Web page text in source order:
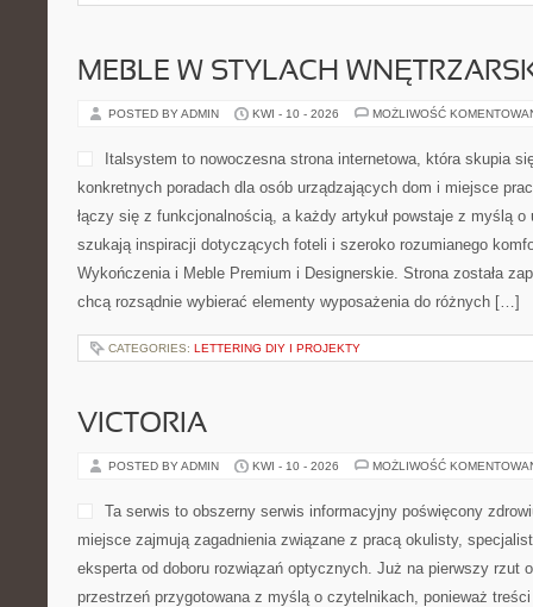
MEBLE W STYLACH
POSTED BY ADMIN KWI - 10 - 2026 MOŻLIWOŚĆ
Italsystem to nowoczesna strona internetowa, która skupia
konkretnych poradach dla osób urządzających dom i miejsce
łączy się z funkcjonalnością, a każdy artykuł powstaje z myślą
szukają inspiracji dotyczących foteli i szeroko rozumianego
Wykończenia i Meble Premium i Designerskie. Strona została
chcą rozsądnie wybierać elementy wyposażenia do różnych […]
CATEGORIES: LETTERING DIY I PROJEKTY
VICTORIA
POSTED BY ADMIN KWI - 10 - 2026 MOŻLIWOŚĆ
Ta serwis to obszerny serwis informacyjny poświęcony
miejsce zajmują zagadnienia związane z pracą okulisty,
eksperta od doboru rozwiązań optycznych. Już na pierwszy rzut
przestrzeń przygotowana z myślą o czytelnikach, ponieważ